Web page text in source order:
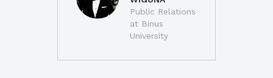
Public Relations
at Binus
University